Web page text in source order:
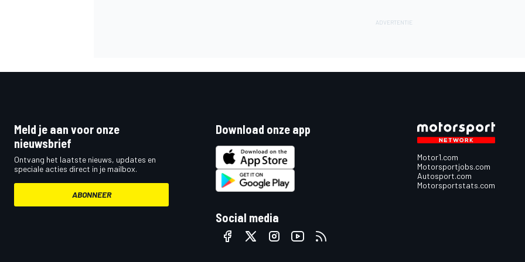
Meld je aan voor onze
nieuwsbrief
Ontvang het laatste nieuws, updates en
speciale acties direct in je mailbox.
ABONNEER
Download onze app
Social media
Motor1.com
Motorsportjobs.com
Autosport.com
Motorsportstats.com